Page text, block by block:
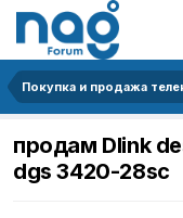
продам Dlink
dgs 3420-28sc